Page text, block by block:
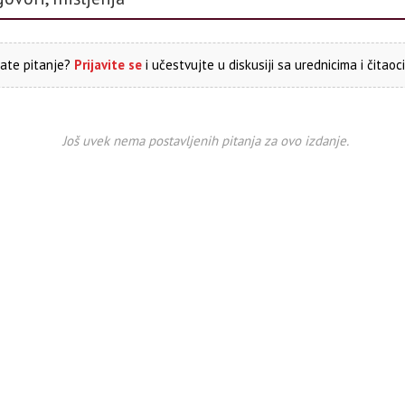
pitanje? Prijavite se i učestvujte u diskusiji sa urednicima i
Još uvek nema postavljenih pitanja za ovo izdanje.